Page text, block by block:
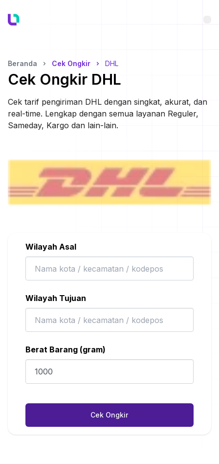
Beranda Cek Ongkir DHL
Cek Ongkir DHL
Cek tarif pengiriman DHL dengan singkat, akurat, dan
real-time. Lengkap dengan semua layanan Reguler,
Sameday, Kargo dan lain-lain.
Wilayah Asal
Wilayah Tujuan
Berat Barang (gram)
Cek Ongkir